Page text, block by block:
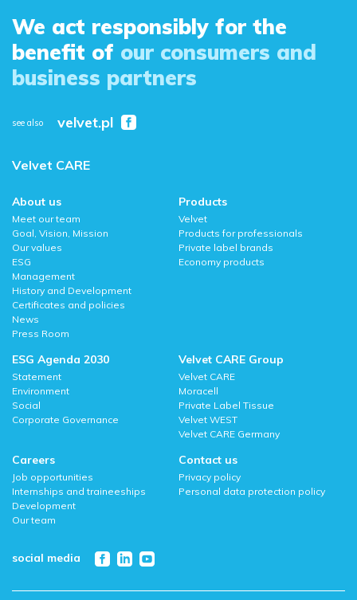
We act responsibly for the
benefit of our consumers and
business partners
see also velvet.pl
Velvet CARE
About us
Meet our team
Goal, Vision, Mission
Our values
ESG
Management
History and Development
Certificates and policies
News
Press Room
Products
Velvet
Products for professionals
Private label brands
Economy products
ESG Agenda 2030
Statement
Environment
Social
Corporate Governance
Velvet CARE Group
Velvet CARE
Moracell
Private Label Tissue
Velvet WEST
Velvet CARE Germany
Careers
Job opportunities
Internships and traineeships
Development
Our team
Contact us
Privacy policy
Personal data protection policy
social media